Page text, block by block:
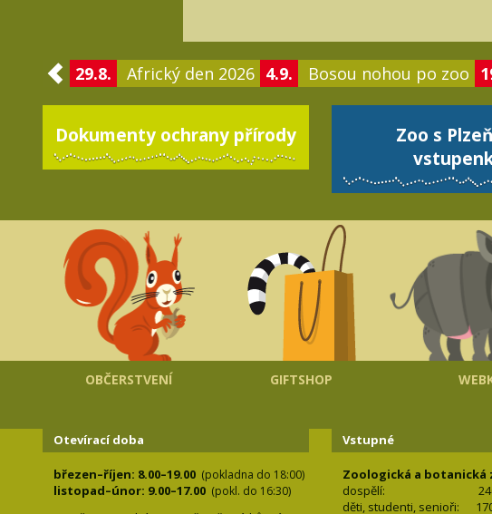
29.8. Africký den 2026 4.9. Bosou nohou po zoo
Dokumenty ochrany přírody
Zoo s
OBČERSTVENÍ GIFTSHOP
Otevírací doba
březen–říjen: 8.00–19.00 (pokladna do 18:00)
listopad–únor: 9.00–17.00 (pokl. do 16:30)
Vstupné
Zoologická a botanická
dospělí:
děti, studenti, senioři: